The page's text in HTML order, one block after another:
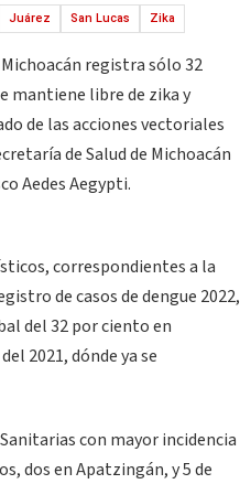
Juárez San Lucas Zika
registra sólo 32
mantiene libre de zika y
de las acciones vectoriales
de Salud de Michoacán
Aedes Aegypti.
correspondientes a la
de casos de dengue 2022,
del 32 por ciento en
2021, dónde ya se
con mayor incidencia
dos en Apatzingán, y 5 de